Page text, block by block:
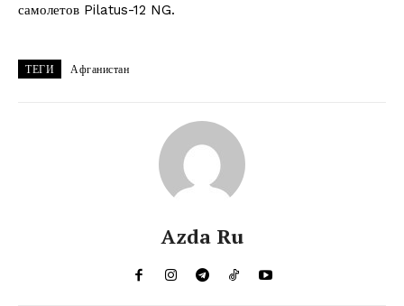
самолетов Pilatus-12 NG.
ТЕГИ Афганистан
Azda Ru